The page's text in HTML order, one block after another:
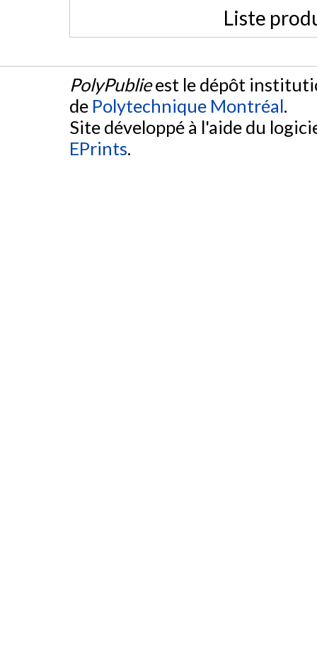
Liste
PolyPublieest le dépôt
de Polytechnique Montréal.
Site développé à l'aide du
EPrints.